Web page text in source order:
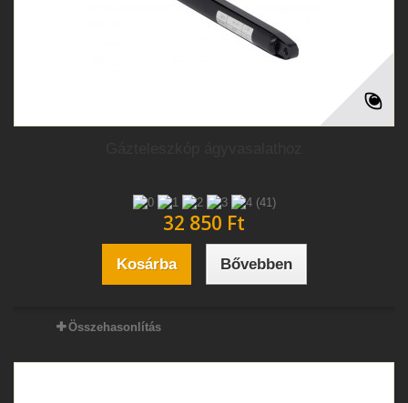
(41)
32 850 Ft‎
Kosárba Bővebben
Összehasonlítás